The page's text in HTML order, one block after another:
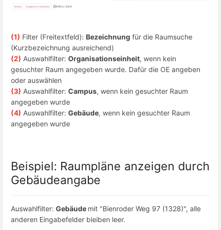
(1) Filter (Freitextfeld): Bezeichnung für die Raumsuche
(Kurzbezeichnung ausreichend)
(2) Auswahlfilter: Organisationseinheit, wenn kein
gesuchter Raum angegeben wurde. Dafür die OE angeben
oder auswählen
(3) Auswahlfilter: Campus, wenn kein gesuchter Raum
angegeben wurde
(4) Auswahlfilter: Gebäude, wenn kein gesuchter Raum
angegeben wurde
Beispiel: Raumpläne anzeigen durch
Gebäudeangabe
Auswahlfilter: Gebäude mit "Bienroder Weg 97 (1328)", alle
anderen Eingabefelder bleiben leer.